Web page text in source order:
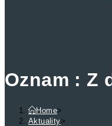
Oznam : Z
Home>
Aktuality>